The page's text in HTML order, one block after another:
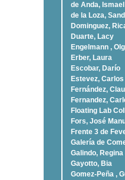
de Anda, Ismael
de la Loza,
Dominguez,
Duarte, Lacy
Engelmann ,
Erber, Laura
Escobar, Darío
Estevez, Carlos
Fernández,
Fernandez,
Floating Lab
Fors, José
Frente 3 de
Galería de
Galindo,
Gayotto, Bia
Gomez-Peña ,